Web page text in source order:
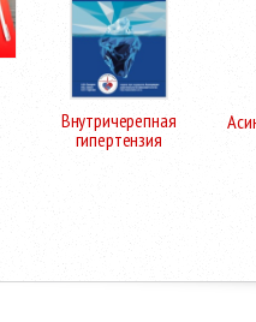
Внутричерепная
гипертензия